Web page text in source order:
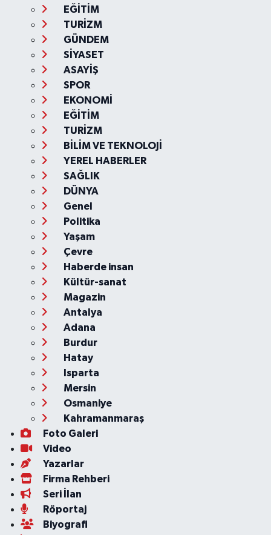
EĞİTİM
TURİZM
GÜNDEM
SİYASET
ASAYİŞ
SPOR
EKONOMİ
EĞİTİM
TURİZM
BİLİM VE TEKNOLOJİ
YEREL HABERLER
SAĞLIK
DÜNYA
Genel
Politika
Yaşam
Çevre
Haberde insan
Kültür-sanat
Magazin
Antalya
Adana
Burdur
Hatay
Isparta
Mersin
Osmaniye
Kahramanmaraş
Foto Galeri
Video
Yazarlar
Firma Rehberi
Seri İlan
Röportaj
Biyografi